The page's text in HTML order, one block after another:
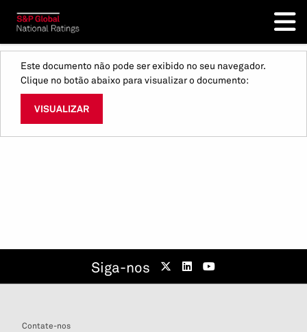
Este documento não pode ser exibido no seu navegador.
Clique no botão abaixo para visualizar o documento:
VISUALIZAR
Siga-nos
Contate-nos